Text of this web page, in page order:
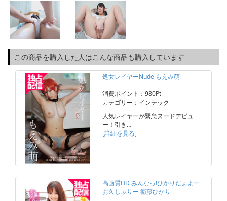
この商品を購入した人はこんな商品も購入しています
処女レイヤーNude もえみ萌
消費ポイント：980Pt
カテゴリー：インテック
人気レイヤーが緊急ヌードデビュ
ー！引き…
[詳細を見る]
高画質HD みんなっ!ひかりだぁよー
お久しぶりー 衛藤ひかり